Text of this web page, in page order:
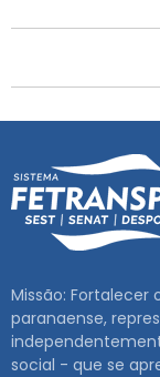
Missão:
paranaense,
social - que se